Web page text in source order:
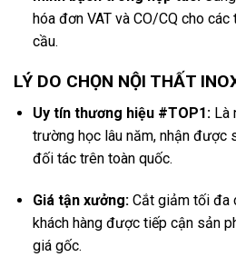
hóa đơn VAT và CO/CQ cho
cầu.
LÝ DO CHỌN NỘI THẤT
Uy tín thương hiệu #TOP1:Là
trường học lâu năm, nhận
đối tác trên toàn quốc.
Giá tận xưởng:Cắt giảm tối đa
khách hàng được tiếp cận sản
giá gốc.